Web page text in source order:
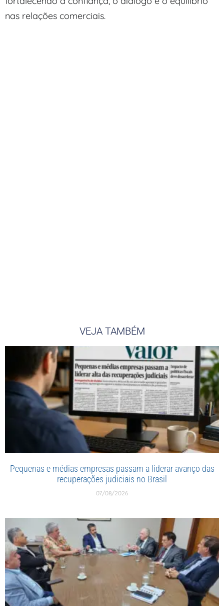
nas relações comerciais.
VEJA TAMBÉM
Pequenas e médias empresas passam a liderar avanço das
recuperações judiciais no Brasil
07/08/2026